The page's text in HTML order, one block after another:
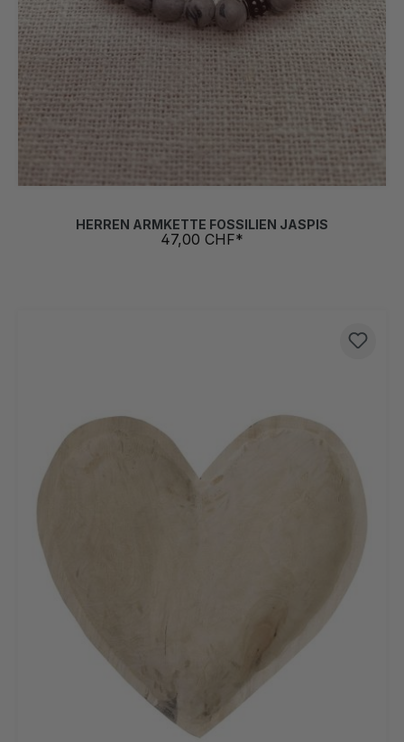
HERREN ARMKETTE FOSSILIEN JASPIS
47,00 CHF*